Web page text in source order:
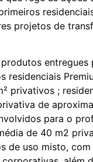
projetos de
entregues
residenciais
privativos ;
de
para o
de 40 m2
de uso misto,